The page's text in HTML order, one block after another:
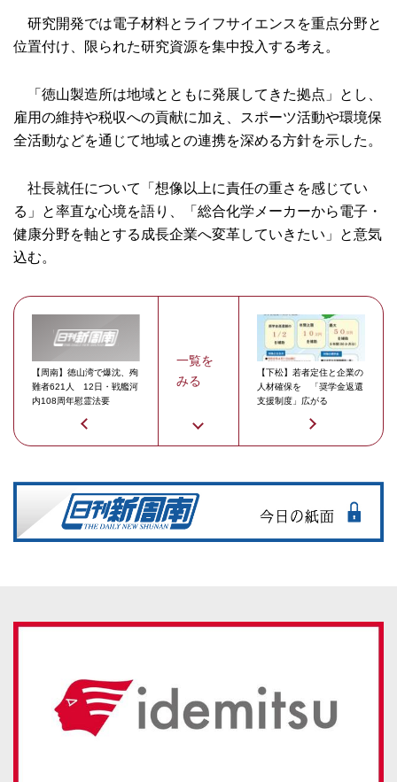
研究開発では電子材料とライフサイエンスを重点分野と
位置付け、限られた研究資源を集中投入する考え。
「徳山製造所は地域とともに発展してきた拠点」とし、
雇用の維持や税収への貢献に加え、スポーツ活動や環境保
全活動などを通じて地域との連携を深める方針を示した。
社長就任について「想像以上に責任の重さを感じてい
る」と率直な心境を語り、「総合化学メーカーから電子・
健康分野を軸とする成長企業へ変革していきたい」と意気
込む。
【周南】徳山湾で爆沈、殉
難者621人 12日・戦艦河
内108周年慰霊法要
一覧を
みる
【下松】若者定住と企業の
人材確保を 「奨学金返還
支援制度」広がる